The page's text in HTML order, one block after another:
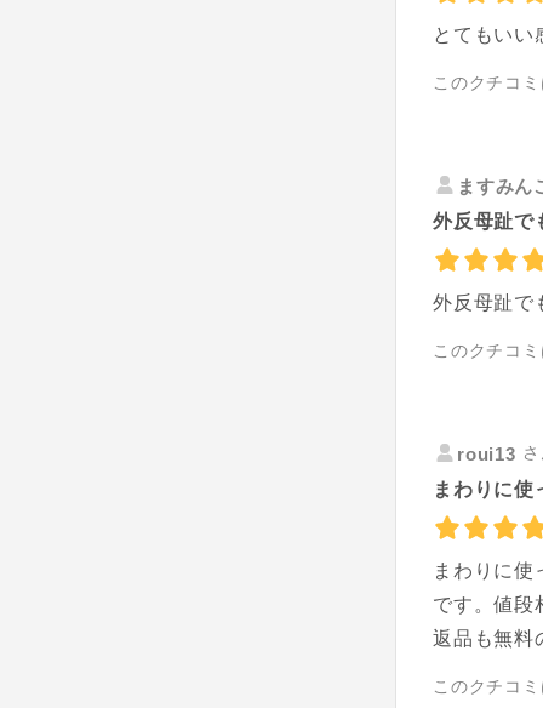
とてもいい
このクチコ
ますみん
外反母趾で
外反母趾で
このクチコ
roui13
まわりに使
まわりに
です。値段
返品も無料
このクチコ